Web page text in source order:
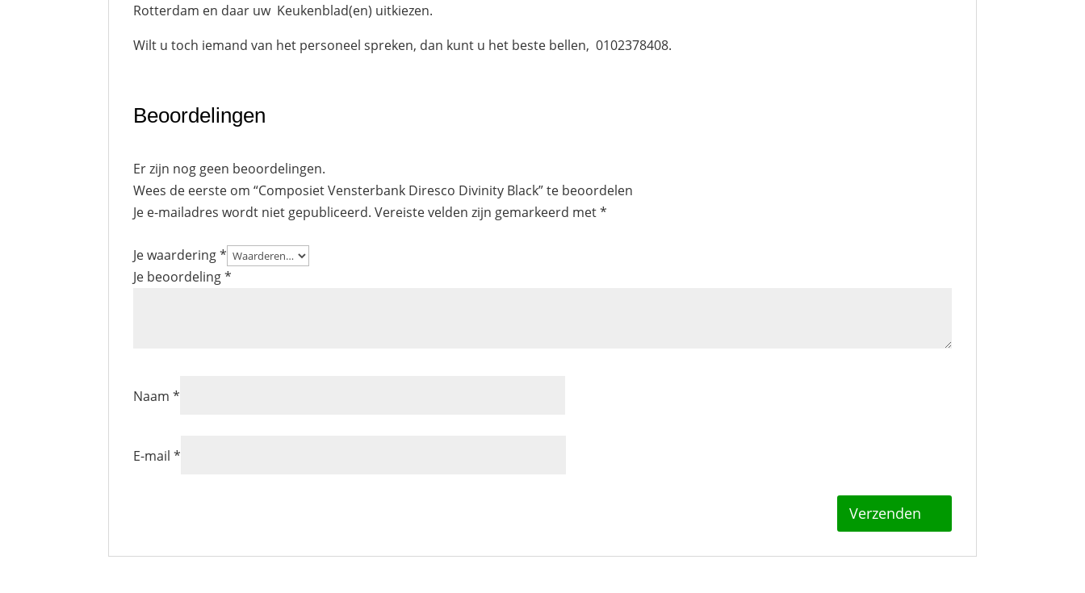
Rotterdam en daar uw Keukenblad(en) uitkiezen.
Wilt u toch iemand van het personeel spreken, dan kunt u het beste bellen, 0102378408.
Beoordelingen
Er zijn nog geen beoordelingen.
Wees de eerste om “Composiet Vensterbank Diresco Divinity Black” te beoordelen
Je e-mailadres wordt niet gepubliceerd. Vereiste velden zijn gemarkeerd met*
Je waardering*
Je beoordeling*
Naam*
E-mail*